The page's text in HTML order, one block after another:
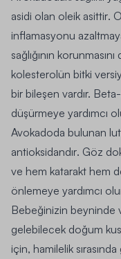
asidi olan oleik asittir.
inflamasyonu
sağlığının
kolesterolün bitki
bir bileşen vardır.
düşürmeye yardımcı
Avokadoda bulunan
antioksidandır. Göz
ve hem katarakt hem
önlemeye yardımcı
Bebeğinizin beyninde
gelebilecek doğum
için, hamilelik